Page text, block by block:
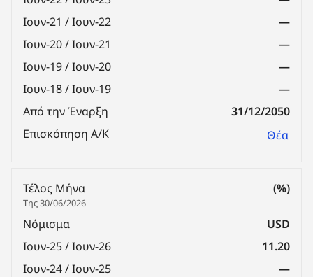
Ιουν-21 / Ιουν-22
—
Ιουν-20 / Ιουν-21
—
Ιουν-19 / Ιουν-20
—
Ιουν-18 / Ιουν-19
—
Από την Έναρξη
31/12/2050
Επισκόπηση Α/Κ
Θέα
Τέλος Μήνα
Της 30/06/2026
(%)
Νόμισμα
USD
Ιουν-25 / Ιουν-26
11.20
Ιουν-24 / Ιουν-25
—